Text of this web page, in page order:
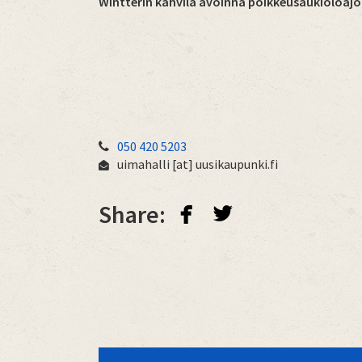
050 420 5203
uimahalli [at] uusikaupunki.fi
Share: facebook twitterbird